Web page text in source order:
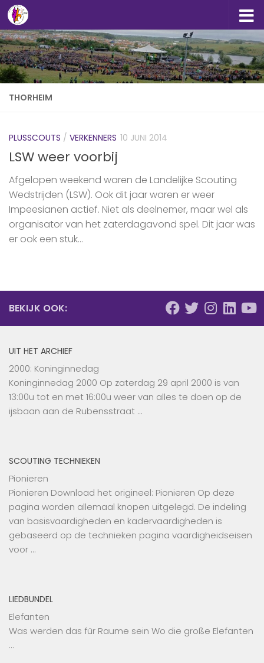
Doorgaan naar inhoud
THORHEIM
PLUSSCOUTS / VERKENNERS 10 JUNI 2014
LSW weer voorbij
Afgelopen weekend waren de Landelijke Scouting
Wedstrijden (LSW). Ook dit jaar waren er weer
Impeesianen actief. Niet als deelnemer, maar wel als
organisator van het zaterdagavond spel. Dit jaar was
er ook een stuk...
BEKIJK OOK:
UIT HET ARCHIEF
2000: Koninginnedag
Koninginnedag 2000 Op zaterdag 29 april 2000 is van
13:00u tot en met 16:00u weer van alles te doen op de
ijsbaan aan de Rubensstraat …
SCOUTING TECHNIEKEN
Pionieren
Pionieren Download het origineel: Pionieren Op deze
pagina worden allemaal knopen uitgelegd. De indeling
van basisvaardigheden en kadervaardigheden is
gebaseerd op de technieken pagina vaardigheidseisen
voor …
LIEDBUNDEL
Elefanten
Was werden das für Raume sein Wo die große Elefanten
…